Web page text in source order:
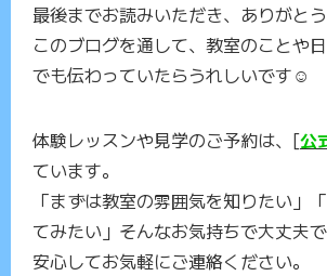
最後までお読みいただき、ありがと
このブログを通して、教室のことや
でも伝わっていたらうれしいです☺️
体験レッスンや見学のご予約は、[公
ています。
「まずは教室の雰囲気を知りたい」
てみたい」そんなお気持ちで大丈夫で
安心してお気軽にご連絡ください。